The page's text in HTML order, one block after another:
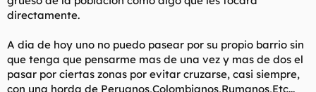
directamente.
A dia de hoy uno no puedo pasear por su propio barrio sin
que tenga que pensarme mas de una vez y mas de dos el
pasar por ciertas zonas por evitar cruzarse, casi siempre,
con una horda de Peruanos,Colombianos,Rumanos,Etc...